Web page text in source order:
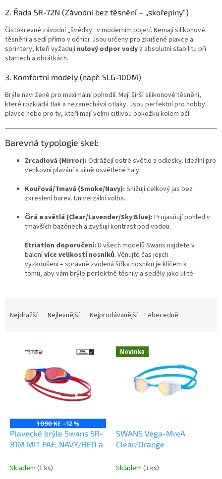
2. Řada SR-72N (Závodní bez těsnění – „skořepiny“)
Čistokrevné závodní „švédky“ v moderním pojetí. Nemají silikonové
těsnění a sedí přímo v očnici. Jsou určeny pro zkušené plavce a
sprintery, kteří vyžadujínulový odpor vody a absolutní stabilitu při
startech a obrátkách.
3. Komfortní modely (např. SLG-100M)
Brýle navržené pro maximální pohodlí. Mají širší silikonové těsnění,
které rozkládá tlak a nezanechává otlaky. Jsou perfektní pro hobby
plavce nebo pro ty, kteří mají velmi citlivou pokožku kolem očí.
Barevná typologie skel:
Zrcadlová (Mirror): Odrážejí ostré světlo a odlesky. Ideální pro
venkovní plavání a silně osvětlené haly.
Kouřová/Tmavá (Smoke/Navy): Snižují celkový jas bez
zkreslení barev. Univerzální volba.
Čirá a světlá (Clear/Lavender/Sky Blue): Projasňují pohled v
tmavších bazénech a zvyšují kontrast pod vodou.
Etriatlon doporučení: U všech modelů Swans najdete v
balenívíce velikostí nosníků. Věnujte čas jejich
vyzkoušení – správně zvolená šířka nosníku je klíčem k
tomu, aby vám brýle perfektně těsnily a seděly jako ulité.
Nejdražší Nejlevnější Nejprodávanější Abecedně
1 090 Kč –12 %
Plavecké brýle Swans SR-
81M MIT PAF, NAVY/RED a
Skladem (1 ks)
Novinka
SWANS Vega-MreA
Clear/Orange
Skladem (3 ks)